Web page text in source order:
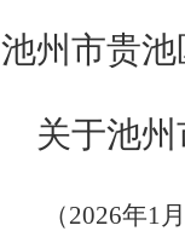
池州市贵
关于池
（2026年1月